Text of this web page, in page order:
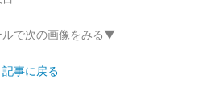
で次の画像をみる▼
記事に戻る